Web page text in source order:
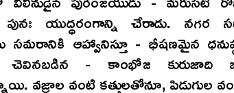
యుద్ధరంగాన్ని చేరాడు. నగర
సమరానికి ఆహ్వానిస్తూ - భీషణమైన
చెవినబడిన - కాంభోజ కురుజాది
వజ్రాల వంటి కత్తులతోనూ,